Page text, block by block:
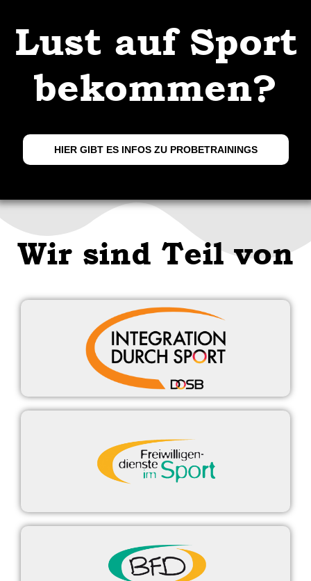
Lust auf Sport
bekommen?
HIER GIBT ES INFOS ZU PROBETRAININGS
Wir sind Teil von